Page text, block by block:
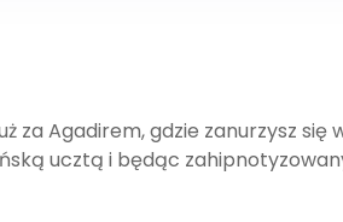
za Agadirem, gdzie zanurzysz
ucztą i będąc